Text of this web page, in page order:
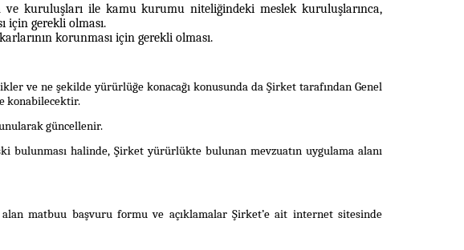
ve kuruluşları ile kamu kurumu niteliğindeki meslek kuruluşlarınca,
gerekli olması.
korunması için gerekli olması.
ve ne şekilde yürürlüğe konacağı konusunda da Şirket tarafından Genel
konabilecektir.
güncellenir.
halinde, Şirket yürürlükte bulunan mevzuatın uygulama alanı
matbuu başvuru formu ve açıklamalar Şirket’e ait internet sitesinde